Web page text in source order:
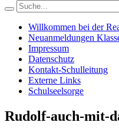
Willkommen bei der
Neuanmeldungen
Impressum
Datenschutz
Kontakt-Schulleitung
Externe Links
Schulseelsorge
Rudolf-auch-mit-